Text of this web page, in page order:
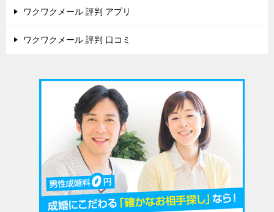
ワクワクメール 評判 アプリ
ワクワクメール 評判 口コミ